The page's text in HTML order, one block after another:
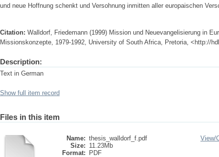
und neue Hoffnung schenkt und Versohnung inmitten aller europaischen
Citation: Walldorf, Friedemann (1999) Mission und Neuevangelisierung in
Missionskonzepte, 1979-1992, University of South Africa, Pretoria, <http://
Description:
Text in German
Show full item record
Files in this item
Name: thesis_walldorf_f.pdf
Size: 11.23Mb
Format:
PDF
View/